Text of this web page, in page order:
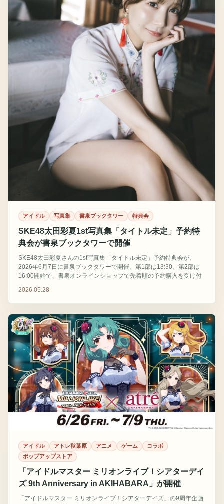
アイドル 写真集 書泉ブックタワー 特典会
SKE48太田彩夏1st写真集「タイトル未定」予約特
典会が書泉ブックタワーで開催
SKE48太田彩夏さんの1st写真集「タイトル未定」予約特典会が、
2026年6月7日に書泉ブックタワーで開催。第1部は13:30、第2部は
16:00開始で、書泉オンラインショップで先着順の予約購入を受け付
2026.05.28
アイドル アトレ秋葉原 アニメ ゲーム
コラボ
ポップアップストア
「アイドルマスター ミリオンライブ！シアターデイ
ズ 9th Anniversary in AKIHABARA」が開催
「アイドルマスター ミリオンライブ！シアターデイズ」の9周年企画